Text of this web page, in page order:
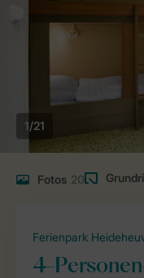
1/21
Fotos 20
Ferienpark
4-